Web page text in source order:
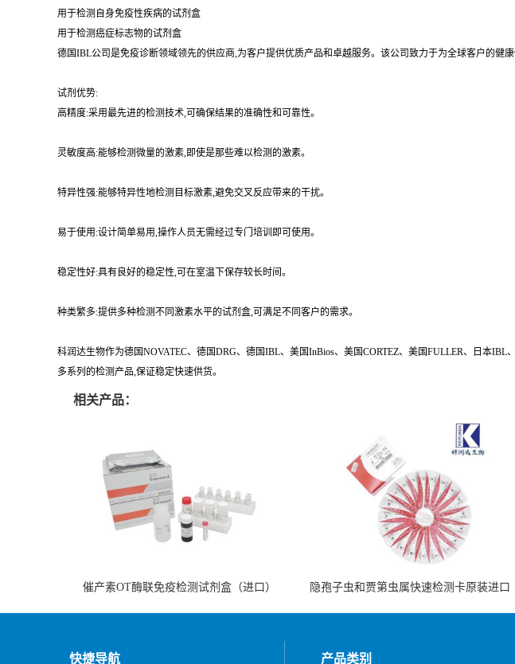
用于检测自身免疫性疾病的试剂盒
用于检测癌症标志物的试剂盒
德国IBL公司是免疫诊断领域领先的供应商,为客户提供优质产品和卓越服务。该公司致力于为全球客户的健康
试剂优势:
高精度:采用最先进的检测技术,可确保结果的准确性和可靠性。
灵敏度高:能够检测微量的激素,即使是那些难以检测的激素。
特异性强:能够特异性地检测目标激素,避免交叉反应带来的干扰。
易于使用:设计简单易用,操作人员无需经过专门培训即可使用。
稳定性好:具有良好的稳定性,可在室温下保存较长时间。
种类繁多:提供多种检测不同激素水平的试剂盒,可满足不同客户的需求。
科润达生物作为德国NOVATEC、德国DRG、德国IBL、美国InBios、美国CORTEZ、美国FULLER、日本
多系列的检测产品,保证稳定快速供货。
相关产品：
催产素OT酶联免疫检测试剂盒（进口） 隐孢子虫和贾第虫属快速检测卡原装进口
快捷导航 产品类别